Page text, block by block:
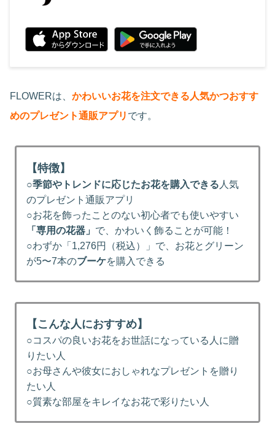
FLOWERは、 かわいいお花を注文できる人気かつおすす
めのプレゼント通販アプリ です。
【特徴】
○季節やトレンドに応じたお花を購入できる 人気
のプレゼント通販アプリ
○お花を飾ったことのない初心者でも使いやすい
「専用の花器」 で、かわいく飾ることが可能！
○わずか「1,276円（税込）」で、お花とグリーン
が5〜7本のブーケを購入できる
【こんな人におすすめ】
○コスパの良いお花をお世話になっている人に贈
りたい人
○お母さんや彼女におしゃれなプレゼントを贈り
たい人
○質素な部屋をキレイなお花で彩りたい人